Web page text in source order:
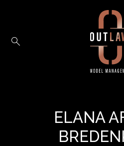

ELANA